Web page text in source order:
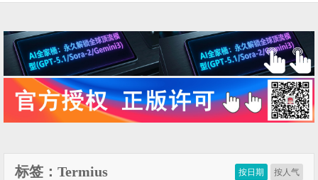
按日期 按人气
标签：Termius